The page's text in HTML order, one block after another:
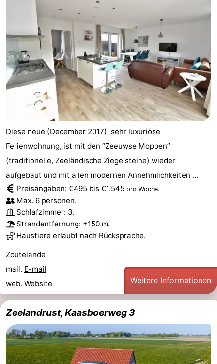
Zoutelande
Duinoord
-
Duinweg
18
-
Kurhaus
-
Residentie
Campingplätze
Ferienhäuser
-
De
Zandput
-
Duinzicht
-
Joossesweg
-
Kustlicht
-
Meerpaal
-
Strandcamping
Valkenisse
-
Zee,
Bos
en
Duin
Hotels
Zimmer
(mit
Frühstück)
Lastminutes
Strand
Diese neue (December 2017), sehr luxuriöse
Ferienwohnung, ist mit den “Zeeuwse Moppen”
(traditionelle, Zeeländische Ziegelsteine) wieder
aufgebaut und mit allen modernen Annehmlichkeiten ...
Preisangaben: €495 bis €1.545 pro Woche.
Max. 6 personen.
Schlafzimmer: 3.
Strandentfernung: ±150 m.
Haustiere erlaubt nach Rücksprache.
Zoutelande
mail. E-mail
web. Website Weitere Informationen
Zeelandrust, Kaasboerweg 3